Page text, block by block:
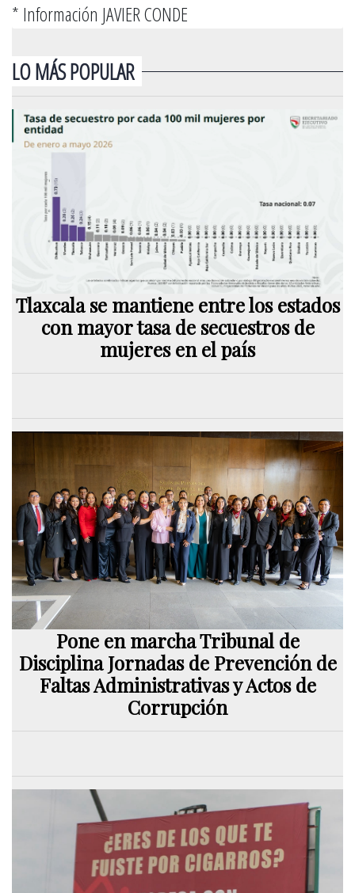
* Información JAVIER CONDE
LO MÁS POPULAR
Tlaxcala se mantiene entre los estados
con mayor tasa de secuestros de
mujeres en el país
Pone en marcha Tribunal de
Disciplina Jornadas de Prevención de
Faltas Administrativas y Actos de
Corrupción